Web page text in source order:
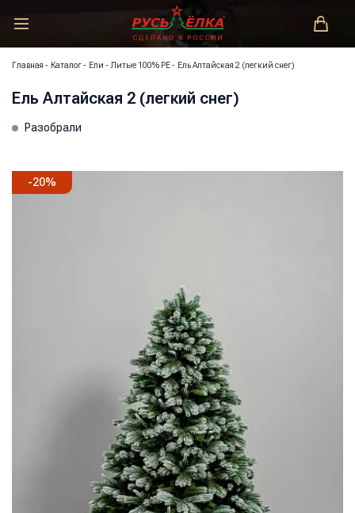
РУСЬ-ЁЛКА – ЗАКОНОДАТЕЛЬ МОДЫ!
Главная - Каталог- Ели - Литые 100% РЕ- Ель Алтайская 2 (легкий снег)
Ель Алтайская 2 (легкий снег)
Разобрали
-20%